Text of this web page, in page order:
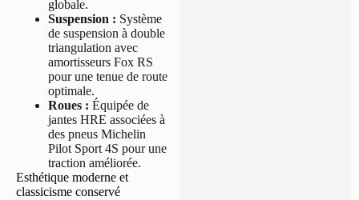
globale.
Suspension : Système
de suspension à double
triangulation avec
amortisseurs Fox RS
pour une tenue de route
optimale.
Roues : Équipée de
jantes HRE associées à
des pneus Michelin
Pilot Sport 4S pour une
traction améliorée.
Esthétique moderne et
classicisme conservé